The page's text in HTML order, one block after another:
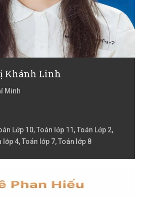
Khánh Linh
Minh
Lớp 10, Toán lớp 11, Toán Lớp 2,
lớp 4, Toán lớp 7, Toán lớp 8